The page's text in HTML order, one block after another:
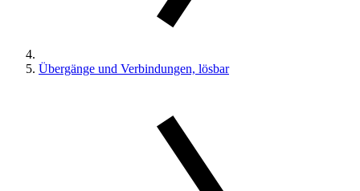
Übergänge und Verbindungen, lösbar